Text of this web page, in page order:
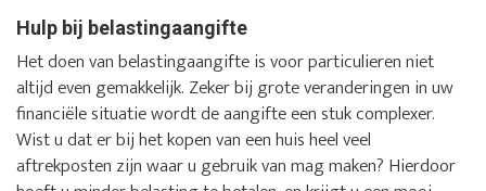
Hulp bij belastingaangifte
Het doen van belastingaangifte is voor particulieren niet
altijd even gemakkelijk. Zeker bij grote veranderingen in uw
financiële situatie wordt de aangifte een stuk complexer.
Wist u dat er bij het kopen van een huis heel veel
aftrekposten zijn waar u gebruik van mag maken? Hierdoor